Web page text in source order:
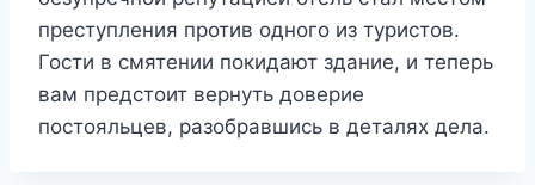
преступления против одного из туристов.
Гости в смятении покидают здание, и теперь
вам предстоит вернуть доверие
постояльцев, разобравшись в деталях дела.